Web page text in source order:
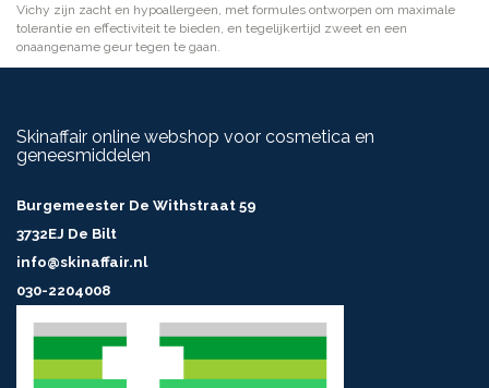
Vichy zijn zacht en hypoallergeen, met formules ontworpen om maximale
tolerantie en effectiviteit te bieden, en tegelijkertijd zweet en een
onaangename geur tegen te gaan.
Skinaffair online webshop voor cosmetica en
geneesmiddelen
Burgemeester De Withstraat 59
3732EJ De Bilt
info@skinaffair.nl
030-2204008